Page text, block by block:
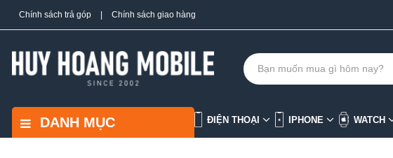
Chính sách trả góp Chính sách giao hàng
DANH MỤC ĐIỆN THOẠI IPHONE WATCH